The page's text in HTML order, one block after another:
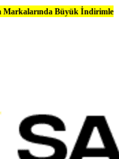
Büyük İndirimler